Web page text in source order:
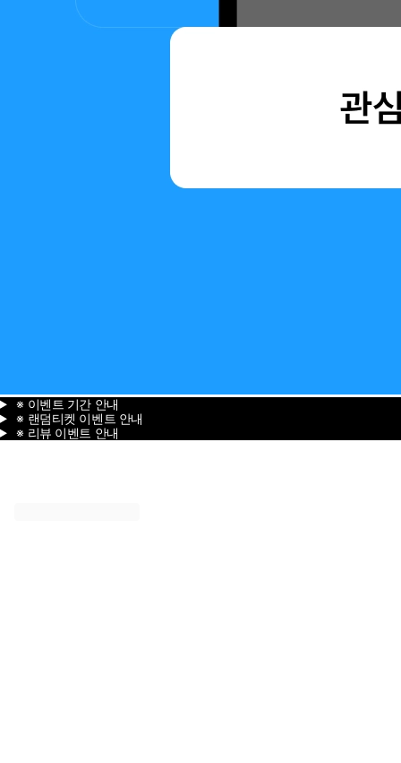
※ 이벤트 기간 안내
※ 랜덤티켓 이벤트 안내
※ 리뷰 이벤트 안내